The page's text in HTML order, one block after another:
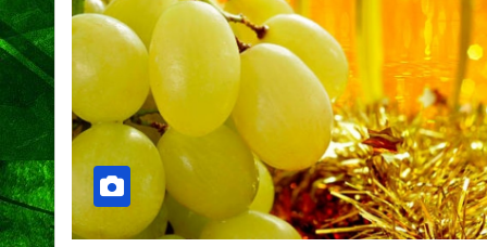
PORTADA TENDENCIA VIDA │ ESTILO